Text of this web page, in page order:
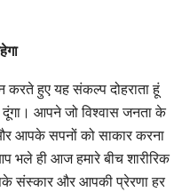
हुए यह संकल्प दोहराता हूं
आपने जो विश्वास जनता के
आपके सपनों को साकार करना
भले ही आज हमारे बीच शारीरिक
संस्कार और आपकी प्रेरणा हर